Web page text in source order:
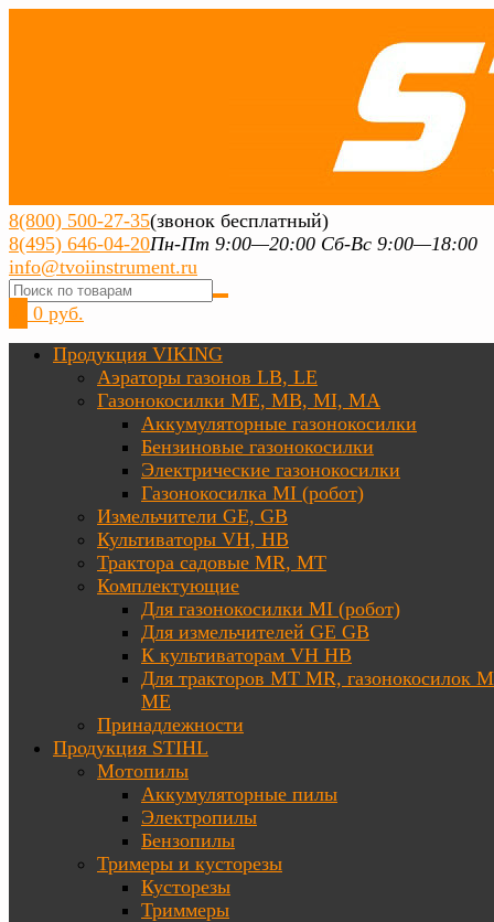
8(800) 500-27-35(звонок бесплатный)
8(495) 646-04-20Пн-Пт 9:00—20:00 Сб-Вс 9:00—18:00
info@tvoiinstrument.ru
0 руб.
Продукция VIKING
Аэраторы газонов LB, LE
Газонокосилки ME, MB, MI, MA
Аккумуляторные газонокосилки
Бензиновые газонокосилки
Электрические газонокосилки
Газонокосилка MI (робот)
Измельчители GE, GB
Культиваторы VH, HB
Трактора садовые MR, MT
Комплектующие
Для газонокосилки MI (робот)
Для измельчителей GE GB
К культиваторам VH HB
Для тракторов МТ MR, газонокосилок
ME
Принадлежности
Продукция STIHL
Мотопилы
Аккумуляторные пилы
Электропилы
Бензопилы
Тримеры и кусторезы
Кусторезы
Триммеры